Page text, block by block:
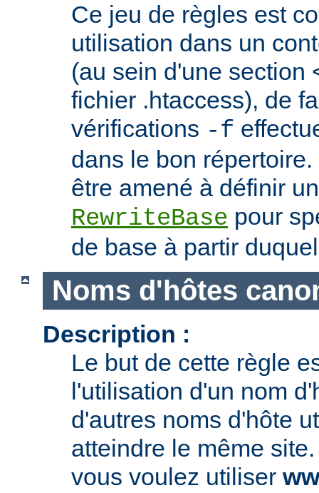
Ce jeu de règles est
utilisation dans un
(au sein d'une section
fichier .htaccess), de
vérifications -f
dans le bon
être amené à définir
RewriteBase pour
de base à partir
Noms d'hôtes
Description :
Le but de cette règle
l'utilisation d'un nom
d'autres noms d'hôte
atteindre le même
vous voulez utiliser